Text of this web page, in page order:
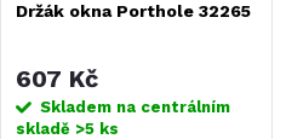
Držák okna Porthole 32265
607 Kč
Skladem na centrálním
skladě >5 ks